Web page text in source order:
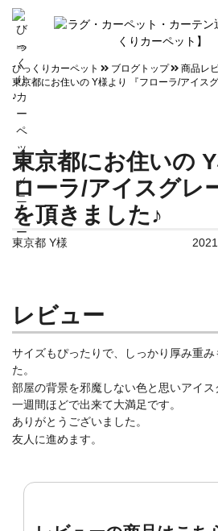
info
びっくりカーペット ブログトップ
商品レ
東京都にお住いの Y様より 『フローラ/アイス
♪
東京都にお住いの
ローラ/アイスグレ
を頂きました♪
東京都 Y様
レビュー
サイズもぴったりで、しっかり厚み重
た。
部屋の背景を邪魔しない色と思いアイス
一週間ほどで出来て大満足です。
ありがとうございました。
友人に進めます。